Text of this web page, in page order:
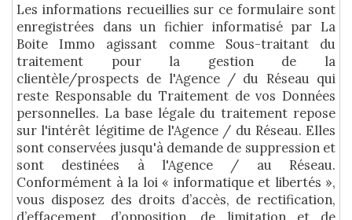
Les informations recueillies sur ce formulaire sont
enregistrées dans un fichier informatisé par La
Boite Immo agissant comme Sous-traitant du
traitement pour la gestion de la
clientèle/prospects de l'Agence / du Réseau qui
reste Responsable du Traitement de vos Données
personnelles. La base légale du traitement repose
sur l'intérêt légitime de l'Agence / du Réseau. Elles
sont conservées jusqu'à demande de suppression et
sont destinées à l'Agence / au Réseau.
Conformément à la loi « informatique et libertés »,
vous disposez des droits d’accès, de rectification,
d’effacement, d’opposition, de limitation et de